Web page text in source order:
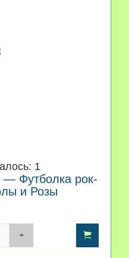
1
— Футболка рок-
и Розы